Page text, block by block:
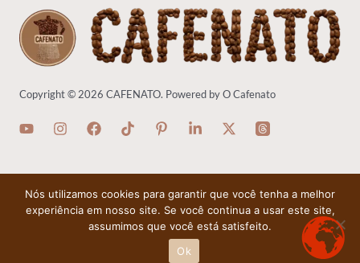
Copyright © 2026 CAFENATO. Powered by O Cafenato
Política de Privacidade Termos de Uso-Política de Cookies Quem Somos
Nós utilizamos cookies para garantir que você tenha a melhor
experiência em nosso site. Se você continua a usar este site,
assumimos que você está satisfeito.
Ok